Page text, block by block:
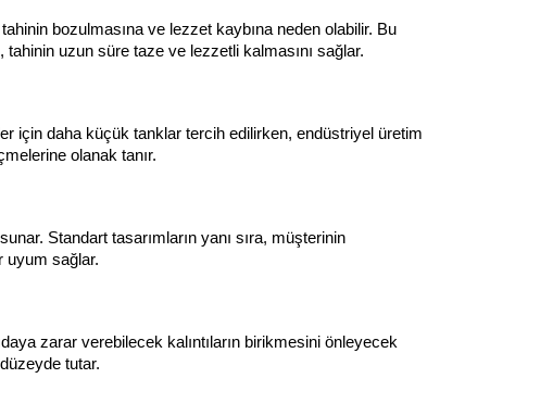
bozulmasına ve lezzet kaybına neden olabilir. Bu
uzun süre taze ve lezzetli kalmasını sağlar.
için daha küçük tanklar tercih edilirken, endüstriyel üretim
olanak tanır.
Standart tasarımların yanı sıra, müşterinin
uyum sağlar.
zarar verebilecek kalıntıların birikmesini önleyecek
tutar.